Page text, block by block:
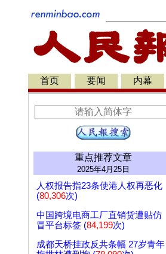
首页 要闻 内幕
重点推荐文章
2025年4月25日
人权报告指23条使港人权再恶化
(80,306次)
中国跨境电商工厂直销货遭贴仿
冒平台标签 (84,199次)
成都天桥挂政反共条幅 27岁青年